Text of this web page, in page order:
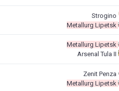
Strogino
Metallurg Lipetsk
Metallurg Lipetsk
Arsenal Tula II
Zenit Penza
Metallurg Lipetsk